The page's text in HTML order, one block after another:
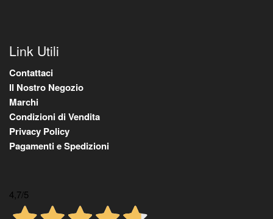
Link Utili
Contattaci
Il Nostro Negozio
Marchi
Condizioni di Vendita
Privacy Policy
Pagamenti e Spedizioni
4,7/5